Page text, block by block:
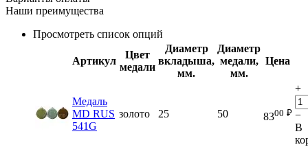
Наши преимущества
Просмотреть список опций
Артикул
Цвет
медали
Диаметр
вкладыша,
мм.
Диаметр
медали,
мм.
Цена
Медаль
MD RUS
541G
золото 25 50 8300 ₽
+
−
В